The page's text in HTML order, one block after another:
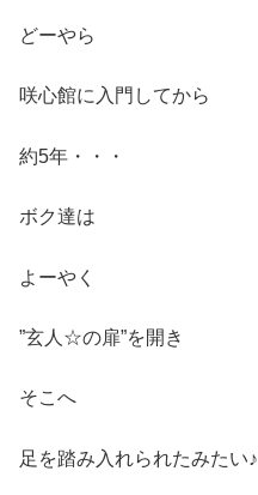
どーやら
咲心館に入門してから
約5年・・・
ボク達は
よーやく
”玄人☆の扉”を開き
そこへ
足を踏み入れられたみたい♪